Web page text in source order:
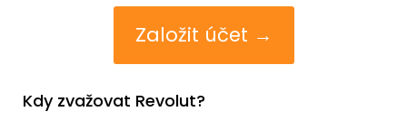
Založit účet →
Kdy zvažovat Revolut?